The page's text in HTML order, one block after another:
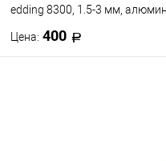
edding 8300, 1.5-3 мм,
Цена: 400